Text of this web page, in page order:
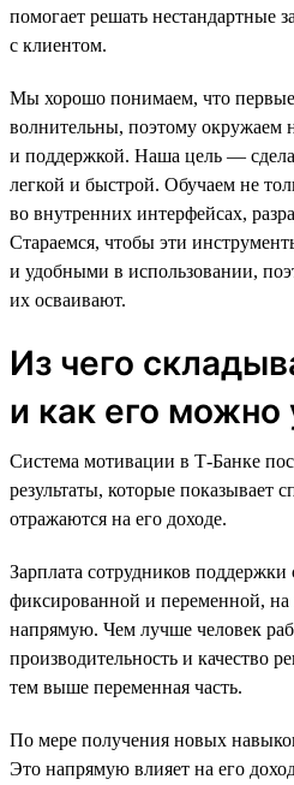
помогает решать нестандартные
с клиентом.
Мы хорошо понимаем, что
волнительны, поэтому окружаем
и поддержкой. Наша цель —
легкой и быстрой. Обучаем не
во внутренних интерфейсах,
Стараемся, чтобы эти
и удобными в использовании,
их осваивают.
Из чего
и как его можно
Система мотивации в Т-Банке
результаты, которые показывает
отражаются на его доходе.
Зарплата сотрудников поддержки
фиксированной и переменной,
напрямую. Чем лучше человек
производительность и качество
тем выше переменная часть.
По мере получения новых
Это напрямую влияет на его